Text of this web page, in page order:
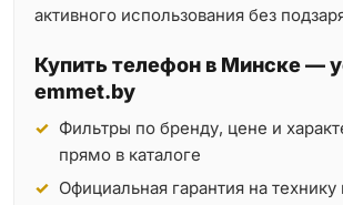
активного использования без
Купить телефон в Минске —
emmet.by
Фильтры по бренду, цене и
прямо в каталоге
Официальная гарантия на технику